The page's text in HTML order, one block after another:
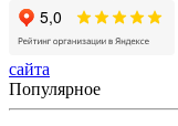
сайта
Популярное